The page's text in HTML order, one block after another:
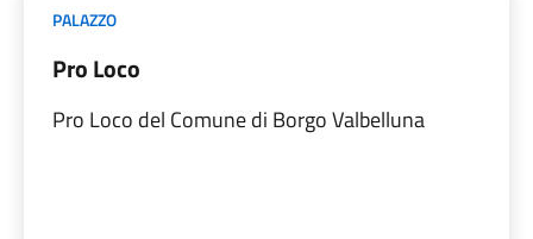
PALAZZO
Pro Loco
Pro Loco del Comune di Borgo Valbelluna